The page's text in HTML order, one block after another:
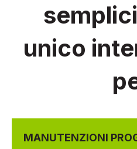
unico
MANUTENZIONI